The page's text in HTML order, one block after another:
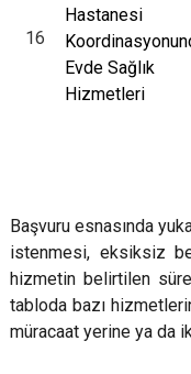
16
Hastanesi
Evde Sağlık
Hizmetleri
Başvuru esnasında
istenmesi, eksiksiz
hizmetin belirtilen
tabloda bazı
müracaat yerine ya da